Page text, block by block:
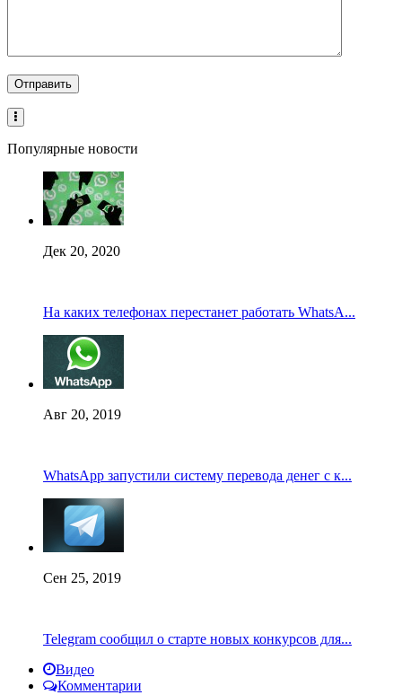
Популярные новости
Дек 20, 2020
На каких телефонах перестанет работать WhatsA...
Авг 20, 2019
WhatsApp запустили систему перевода денег с к...
Сен 25, 2019
Telegram сообщил о старте новых конкурсов для...
Видео
Комментарии